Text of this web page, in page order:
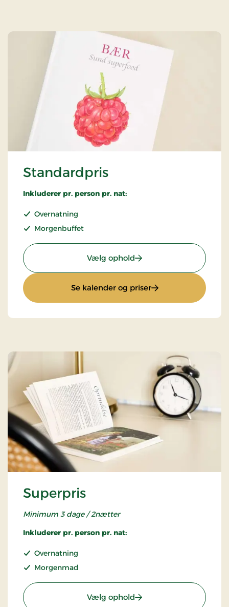
Standardpris
Inkluderer pr. person pr. nat:
Overnatning
Morgenbuffet
Vælg ophold: Standardpris
Se kalender og priser: Standardpris
Superpris
Minimum 3 dage / 2nætter
Inkluderer pr. person pr. nat:
Overnatning
Morgenmad
Vælg ophold: Superpris